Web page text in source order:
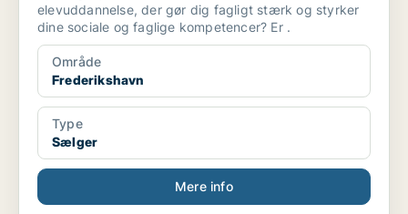
elevuddannelse, der gør dig fagligt stærk og styrker
dine sociale og faglige kompetencer? Er .
Område
Frederikshavn
Type
Sælger
Mere info